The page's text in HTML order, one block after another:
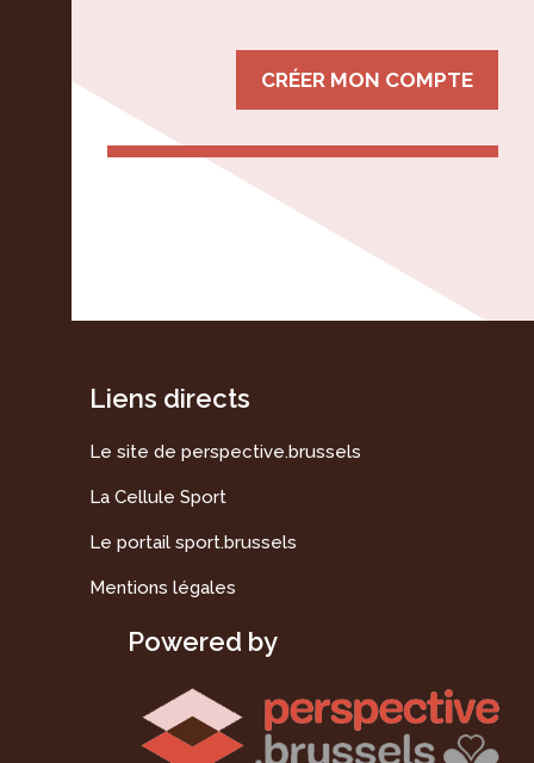
CRÉER MON COMPTE
Liens directs
Le site de perspective.brussels
La Cellule Sport
Le portail sport.brussels
Mentions légales
Powered by